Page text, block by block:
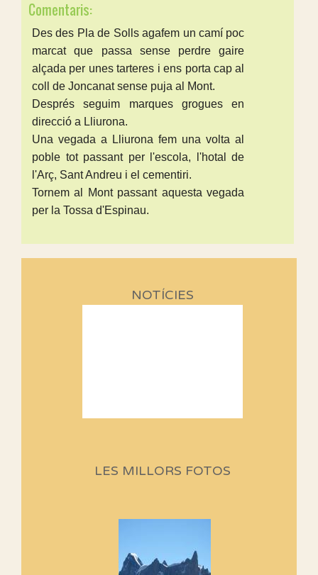
Comentaris:
Des des Pla de Solls agafem un camí poc
marcat que passa sense perdre gaire
alçada per unes tarteres i ens porta cap al
coll de Joncanat sense puja al Mont.
Després seguim marques grogues en
direcció a Lliurona.
Una vegada a Lliurona fem una volta al
poble tot passant per l'escola, l'hotal de
l'Arç, Sant Andreu i el cementiri.
Tornem al Mont passant aquesta vegada
per la Tossa d'Espinau.
NOTÍCIES
LES MILLORS FOTOS